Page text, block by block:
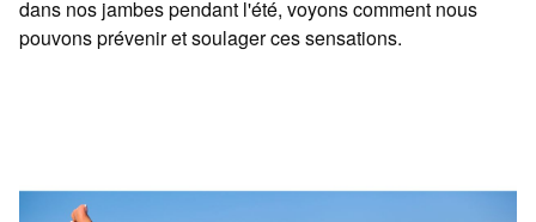
dans nos jambes pendant l'été, voyons comment nous
pouvons prévenir et soulager ces sensations.